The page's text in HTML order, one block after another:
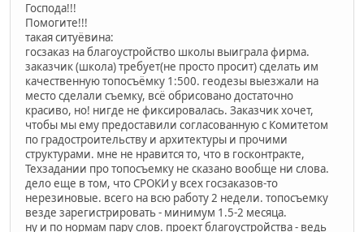
Господа!!!
Помогите!!!
такая ситуёвина:
госзаказ на благоустройство школы выиграла фирма.
заказчик (школа) требует(не просто просит) сделать им
качественную топосъёмку 1:500. геодезы выезжали на
место сделали съемку, всё обрисовано достаточно
красиво, но! нигде не фиксировалась. Заказчик хочет,
чтобы мы ему предоставили согласованную с Комитетом
по градостроительству и архитектуры и прочими
структурами. мне не нравится то, что в госконтракте,
Техзадании про топосъемку не сказано вообще ни слова.
дело еще в том, что СРОКИ у всех госзаказов-то
нерезиновые. всего на всю работу 2 недели. топосъемку
везде зарегистрировать - минимум 1.5-2 месяца.
ну и по нормам пару слов. проект благоустройства - ведь